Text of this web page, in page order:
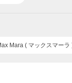
Mara ( マックスマーラ